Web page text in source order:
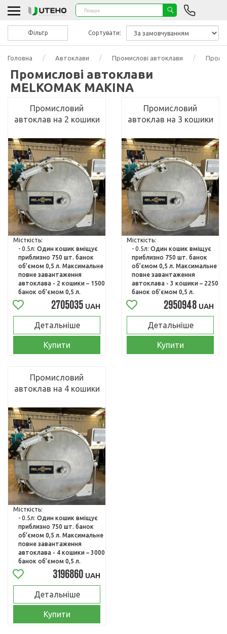
Головна Автоклави Промислові автоклави
Промислові автоклави
MELKOMAK MAKINA
Фільтр Сортувати:
Промисловий
автоклав на 2 кошики
Місткість:
- 0.5л: Один кошик вміщує
приблизно 750 шт. банок
об’ємом 0,5 л. Максимальне
повне завантаження
автоклава - 2 кошики – 1500
банок об’ємом 0,5 л.
2705035 UAH
Детальніше
Купити
Промисловий
автоклав на 3 кошики
Місткість:
- 0.5л: Один кошик вміщує
приблизно 750 шт. банок
об’ємом 0,5 л. Максимальне
повне завантаження
автоклава - 3 кошики – 2250
банок об’ємом 0,5 л.
2950948 UAH
Детальніше
Купити
Промисловий
автоклав на 4 кошики
Місткість:
- 0.5л: Один кошик вміщує
приблизно 750 шт. банок
об’ємом 0,5 л. Максимальне
повне завантаження
автоклава - 4 кошики – 3000
банок об’ємом 0,5 л.
3196860 UAH
Детальніше
Купити